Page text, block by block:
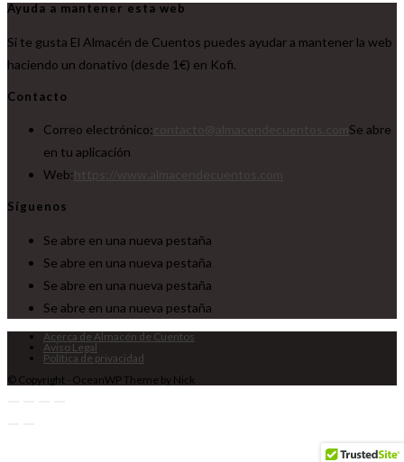
Ayuda a mantener esta web
Si te gusta El Almacén de Cuentos puedes ayudar a mantener la web
haciendo un donativo (desde 1€) en Kofi.
Contacto
Correo electrónico:
Se abre
en tu aplicación
Web:
Síguenos
Se abre en una nueva pestaña
Se abre en una nueva pestaña
Se abre en una nueva pestaña
Se abre en una nueva pestaña
Acerca de Almacén de Cuentos
Aviso Legal
Política de privacidad
© Copyright - OceanWP Theme by Nick